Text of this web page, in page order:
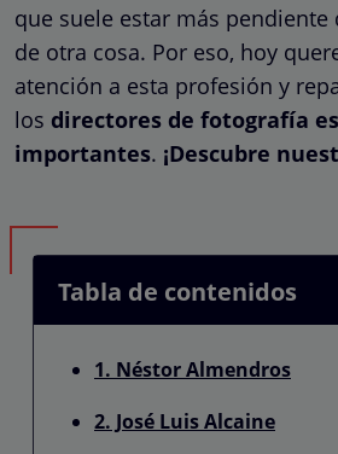
que suele estar más pendiente
de otra cosa. Por eso, hoy
atención a esta profesión y
los directores de fotografía
importantes. ¡Descubre
Tabla de contenidos
1. Néstor Almendros
2. José Luis Alcaine